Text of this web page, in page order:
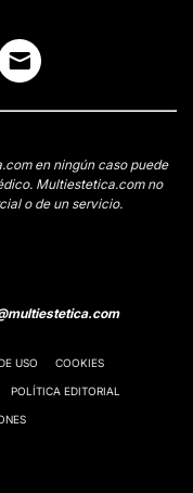
en ningún caso puede
Multiestetica.com no
o de un servicio.
USO COOKIES
POLÍTICA EDITORIAL